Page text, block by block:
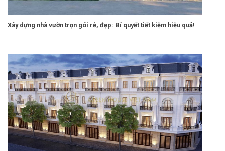
Xây dựng nhà vườn trọn gói rẻ, đẹp: Bí quyết tiết kiệm hiệu quả!